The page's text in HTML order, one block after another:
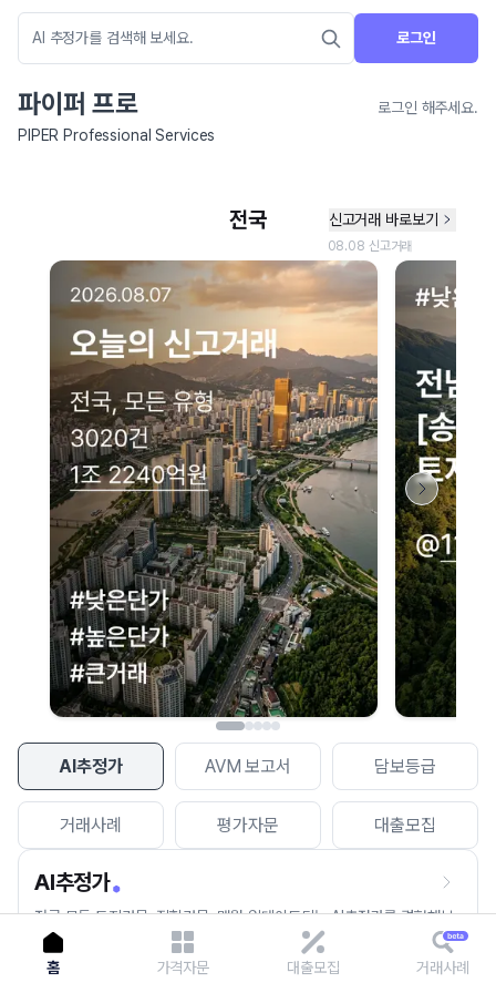
로그인
파이퍼 프로
로그인 해주세요.
PIPER Professional Services
AI추정가 AVM 보고서 담보등급
거래사례 평가자문 대출모집
AI추정가
전국 모든 토지건물, 집합건물, 매월 업데이트되는 AI추정가를 경험해보
세요.
네이버 지도 연결 안내
현재 네이버 지도 연결이 원활하지 않아 지도를 불러올 수 없습니다.
이용에 불편을 드려 죄송합니다.
다시 시도
홈 가격자문 대출모집 거래사례